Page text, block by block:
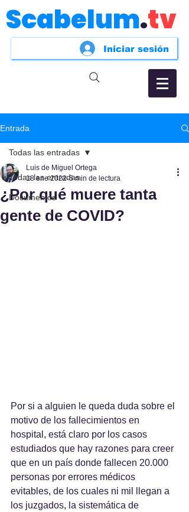
Scabelum.tv
Iniciar sesión
Entrada
Todas las entradas
Documentos
Todas las entradas
¿Por qué muere tanta
gente de COVID?
Luis de Miguel Ortega
18 ene 2022 5 min de lectura
Por si a alguien le queda duda sobre el
motivo de los fallecimientos en
hospital, está claro por los casos
estudiados que hay razones para creer
que en un país donde fallecen 20.000
personas por errores médicos
evitables, de los cuales ni mil llegan a
los juzgados, la sistemática de